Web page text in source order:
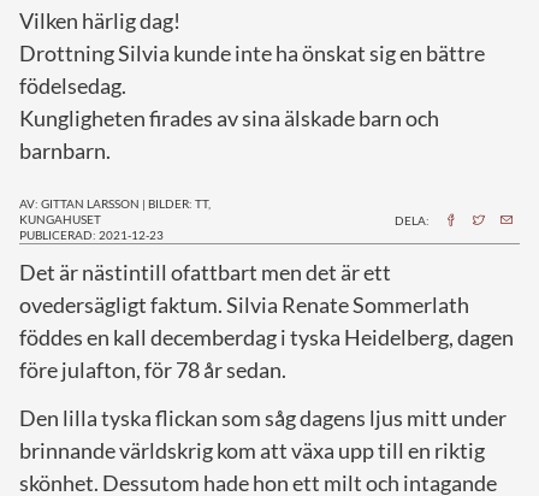
Vilken härlig dag!
Drottning Silvia kunde inte ha önskat sig en bättre
födelsedag.
Kungligheten firades av sina älskade barn och
barnbarn.
AV: GITTAN LARSSON | BILDER: TT,
KUNGAHUSET
PUBLICERAD: 2021-12-23
DELA:
Det är nästintill ofattbart men det är ett
ovedersägligt faktum. Silvia Renate Sommerlath
föddes en kall decemberdag i tyska Heidelberg, dagen
före julafton, för 78 år sedan.
Den lilla tyska flickan som såg dagens ljus mitt under
brinnande världskrig kom att växa upp till en riktig
skönhet. Dessutom hade hon ett milt och intagande